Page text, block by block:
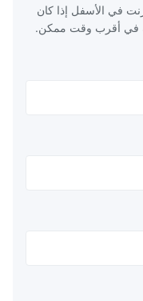
الأسفل إذا كان
أقرب وقت ممكن.